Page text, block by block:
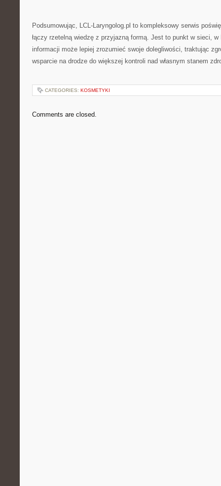
Podsumowując, LCL-Laryngolog.pl to kompleksowy serwis
łączy rzetelną wiedzę z przyjazną formą. Jest to punkt w sieci,
informacji może lepiej zrozumieć swoje dolegliwości, traktując
wsparcie na drodze do większej kontroli nad własnym stanem
CATEGORIES: KOSMETYKI
Comments are closed.